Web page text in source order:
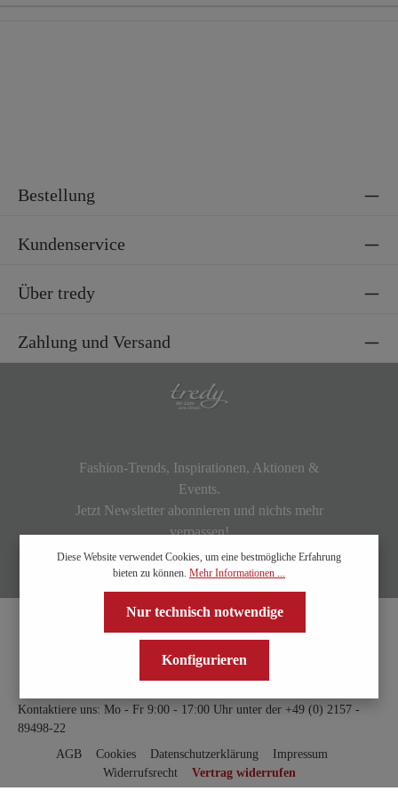
Bestellung
Kundenservice
Über tredy
Zahlung und Versand
Fashion-Trends, Inspirationen, Aktionen &
Events.
Jetzt Newsletter abonnieren und nichts mehr
verpassen!
Kontaktiere uns: Mo - Fr 9:00 - 17:00 Uhr unter der +49 (0) 2157 -
89498-22
AGB
Cookies Datenschutzerklärung
Impressum
Widerrufsrecht
Vertrag widerrufen
Diese Website verwendet Cookies, um eine bestmögliche Erfahrung
bieten zu können. Mehr Informationen ...
Nur technisch notwendige
Konfigurieren